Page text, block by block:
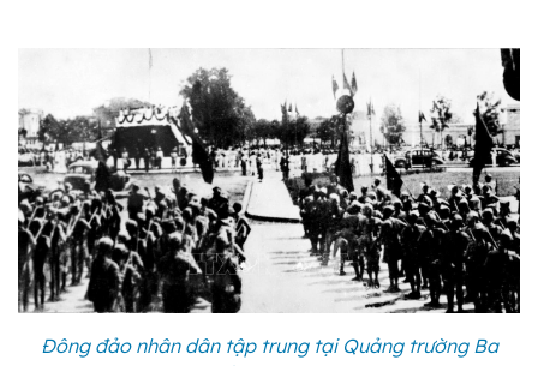
Đông đảo nhân dân tập trung tại Quảng trường Ba